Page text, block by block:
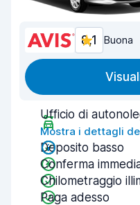
8,1 Buona
Ufficio di
Mostra i dettagli
Deposito basso
Conferma
Chilometraggio
Paga adesso